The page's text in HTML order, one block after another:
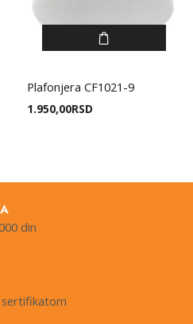
Plafonjera CF1021-9
1.950,00RSD
din
sertifikatom